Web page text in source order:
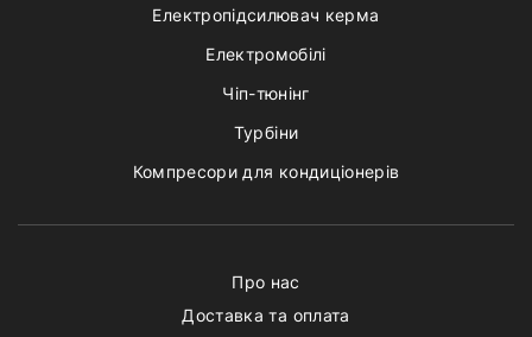
Електропідсилювач керма
Електромобілі
Чіп-тюнінг
Турбіни
Компресори для кондиціонерів
Про нас
Доставка та оплата